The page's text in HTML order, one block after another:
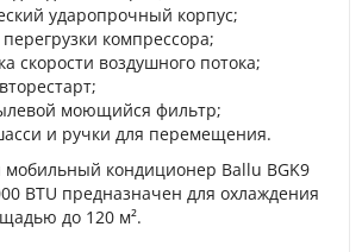
ударопрочный корпус;
компрессора;
скорости воздушного потока;
моющийся фильтр;
и ручки для перемещения.
кондиционер Ballu BGK9
BTU предназначен для охлаждения
до 120 м².